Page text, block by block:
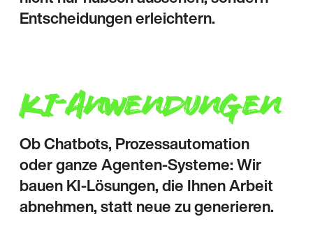
Entscheidungen erleichtern.
KI-Anwendungen
Ob Chatbots, Prozessautomation
oder ganze Agenten-Systeme: Wir
bauen KI-Lösungen, die Ihnen Arbeit
abnehmen, statt neue zu generieren.